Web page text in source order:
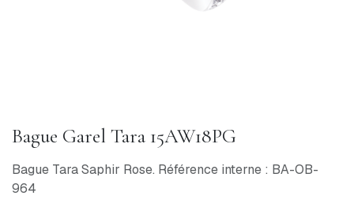
Bague Garel Tara 15AW18PG
Bague Tara Saphir Rose. Référence interne : BA-OB-
964